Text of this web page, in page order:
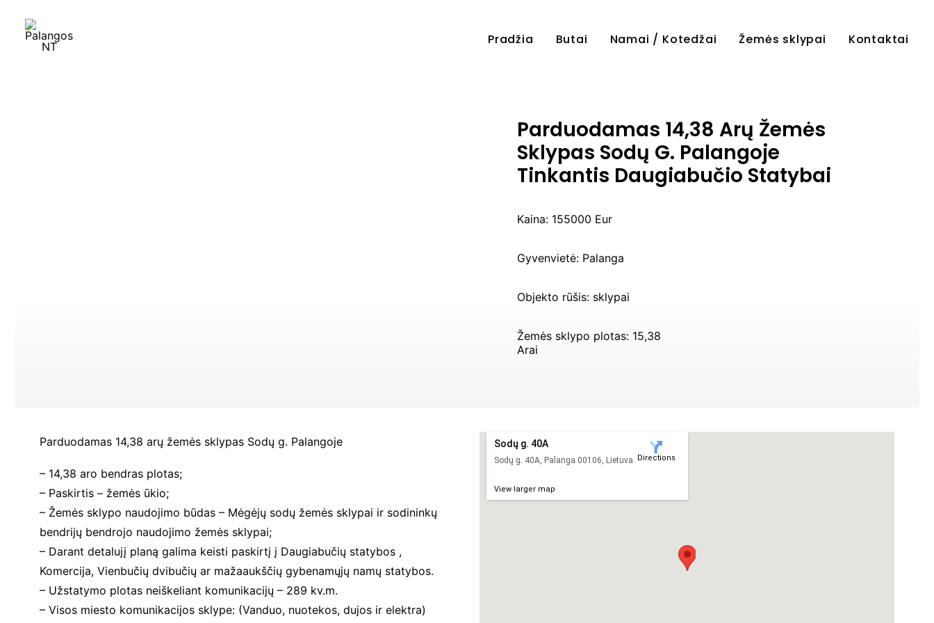
Pradžia Butai Namai / Kotedžai Žemės sklypai Kontaktai
Parduodamas 14,38 Arų Žemės
Sklypas Sodų G. Palangoje
Tinkantis Daugiabučio Statybai
Kaina: 155000 Eur
Gyvenvietė: Palanga
Objekto rūšis: sklypai
Žemės sklypo plotas: 15,38
Arai
Parduodamas 14,38 arų žemės sklypas Sodų g. Palangoje
– 14,38 aro bendras plotas;
– Paskirtis – žemės ūkio;
– Žemės sklypo naudojimo būdas – Mėgėjų sodų žemės sklypai ir sodininkų
bendrijų bendrojo naudojimo žemės sklypai;
– Darant detalujį planą galima keisti paskirtį į Daugiabučių statybos ,
Komercija, Vienbučių dvibučių ar mažaaukščių gybenamųjų namų statybos.
– Užstatymo plotas neiškeliant komunikacijų – 289 kv.m.
– Visos miesto komunikacijos sklype: (Vanduo, nuotekos, dujos ir elektra)
Sodų g. 40A
Sodų g. 40A, Palanga 00106, Lietuva
View larger map
Directions